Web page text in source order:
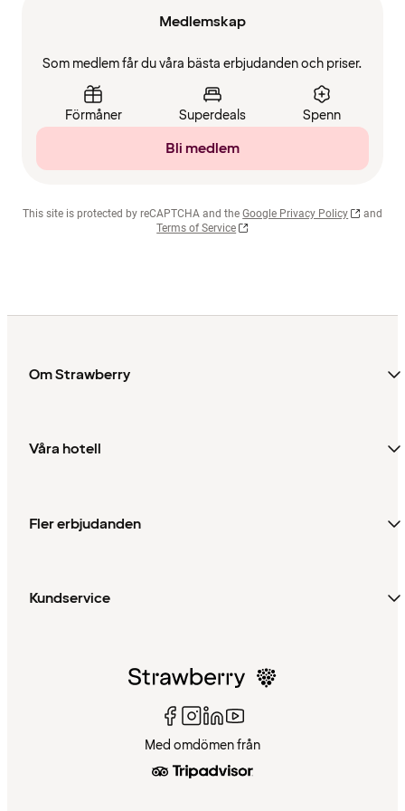
Medlemskap
Som medlem får du våra bästa erbjudanden och priser.
Förmåner Superdeals Spenn
Bli medlem
This site is protected by reCAPTCHA and the Google Privacy Policy
and
Terms of Service
Om Strawberry
Våra hotell
Fler erbjudanden
Kundservice
Med omdömen från